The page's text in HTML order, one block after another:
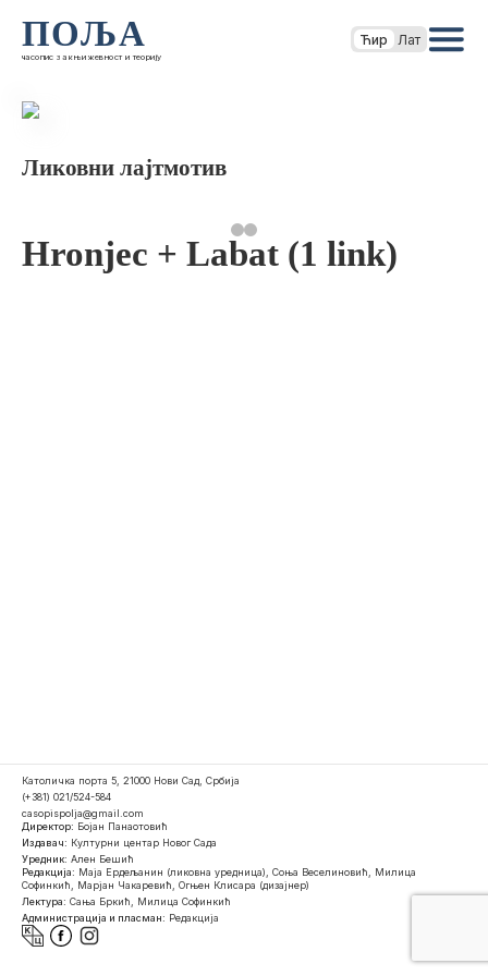
ПОЉА
часопис за књижевност и теорију
Ћир Лат
Ликовни лајтмотив
Hronjec + Labat (1 link)
Католичка порта 5, 21000 Нови Сад, Србија
(+381) 021/524-584
casopispolja@gmail.com
Директор: Бојан Панаотовић
Издавач: Културни центар Новог Сада
Уредник: Ален Бешић
Редакција: Маја Ердељанин (ликовна уредница), Соња Веселиновић, Милица
Софинкић, Марјан Чакаревић, Огњен Клисара (дизајнер)
Лектура: Сања Бркић, Милица Софинкић
Администрација и пласман: Редакција